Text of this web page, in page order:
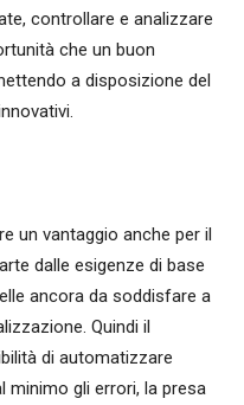
controllare e analizzare
che un buon
a disposizione del
un vantaggio anche per il
dalle esigenze di base
ancora da soddisfare a
Quindi il
di automatizzare
minimo gli errori, la presa